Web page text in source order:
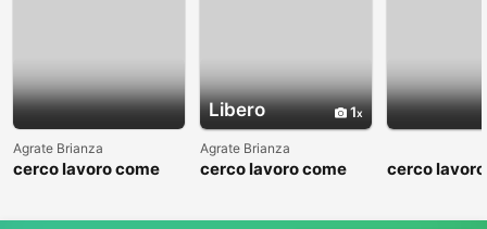
Agrate Brianza
cerco lavoro come
Libero 1
Agrate Brianza
cerco lavoro come
cerco